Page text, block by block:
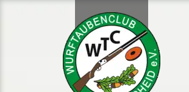
Wurftaubenclub
Landscheid
e.V.